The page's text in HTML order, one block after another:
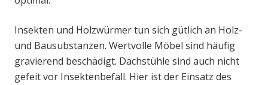
Insekten und Holzwürmer tun sich gütlich an Holz-
und Bausubstanzen. Wertvolle Möbel sind häufig
gravierend beschädigt. Dachstühle sind auch nicht
gefeit vor Insektenbefall. Hier ist der Einsatz des